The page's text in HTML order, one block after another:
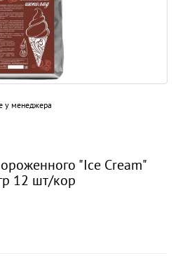
у менеджера
"Ice Cream"
12 шт/кор